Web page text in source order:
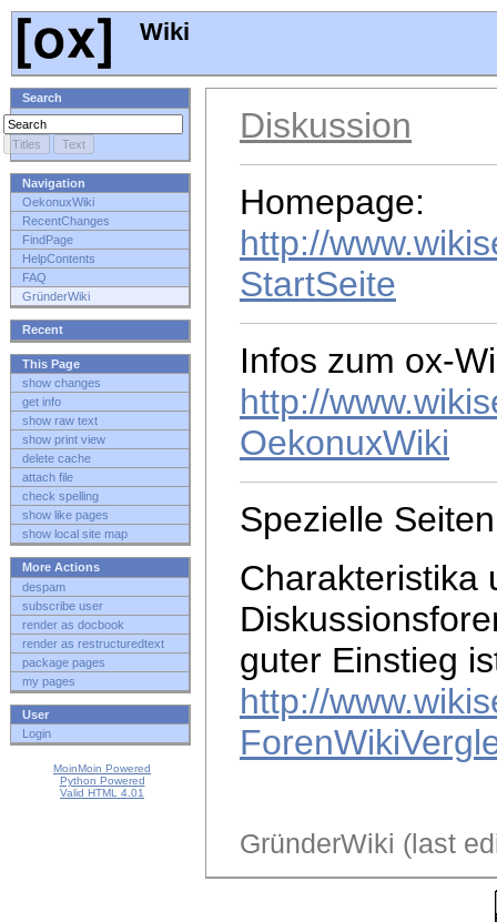
Wiki
Search
Navigation
OekonuxWiki
RecentChanges
FindPage
HelpContents
FAQ
GründerWiki
Recent
This Page
show changes
get info
show raw text
show print view
delete cache
attach file
check spelling
show like pages
show local site map
More Actions
despam
subscribe user
render as docbook
render as restructuredtext
package pages
my pages
User
Login
MoinMoin Powered
Python Powered
Valid HTML 4.01
Diskussion
Homepage:
http://
StartSeite
Infos zum ox-
http://
OekonuxWiki
Spezielle
Charakteristika
guter Einstieg
http://
GründerWiki (last